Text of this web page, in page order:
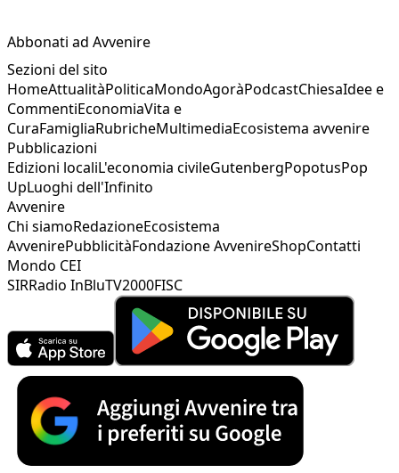
Abbonati ad Avvenire
Sezioni del sito
HomeAttualitàPoliticaMondoAgoràPodcastChiesaIdee e
CommentiEconomiaVita e
CuraFamigliaRubricheMultimediaEcosistema avvenire
Pubblicazioni
Edizioni localiL'economia civileGutenbergPopotusPop
UpLuoghi dell'Infinito
Avvenire
Chi siamoRedazioneEcosistema
AvvenirePubblicitàFondazione AvvenireShopContatti
Mondo CEI
SIRRadio InBluTV2000FISC